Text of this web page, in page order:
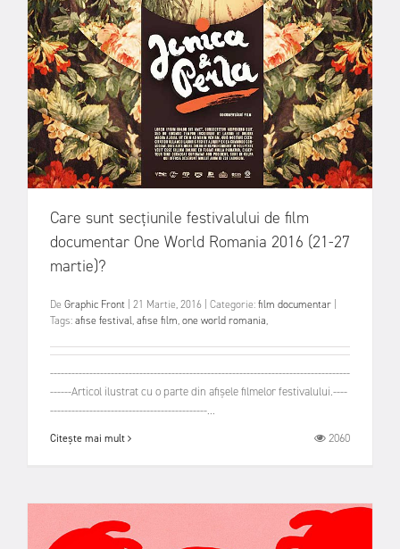
Care sunt secțiunile festivalului de film
documentar One World Romania 2016 (21-27
martie)?
De Graphic Front | 21 Martie, 2016 | Categorie:film documentar |
Tags:afise festival,afise film,one world romania,
------------------------------------------------------------------------------------
------Articol ilustrat cu o parte din afișele filmelor festivalului.----
--------------------------------------------...
Citește mai mult 2060